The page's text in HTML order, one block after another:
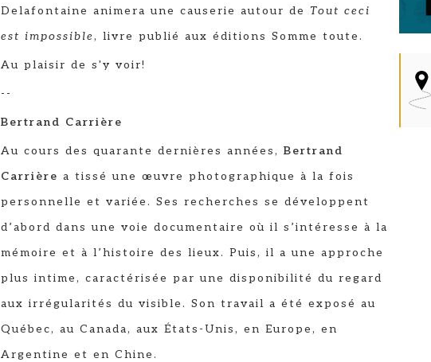
Delafontaine animera une causerie autour de Tout ceci
est impossible, livre publié aux éditions Somme toute.
Au plaisir de s'y voir!
--
Bertrand Carrière
Au cours des quarante dernières années, Bertrand
Carrière a tissé une œuvre photographique à la fois
personnelle et variée. Ses recherches se développent
d’abord dans une voie documentaire où il s’intéresse à la
mémoire et à l’histoire des lieux. Puis, il a une approche
plus intime, caractérisée par une disponibilité du regard
aux irrégularités du visible. Son travail a été exposé au
Québec, au Canada, aux États-Unis, en Europe, en
Argentine et en Chine.